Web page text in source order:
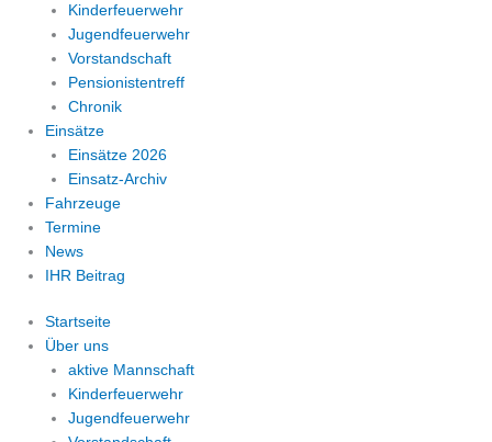
Kinderfeuerwehr
Jugendfeuerwehr
Vorstandschaft
Pensionistentreff
Chronik
Einsätze
Einsätze 2026
Einsatz-Archiv
Fahrzeuge
Termine
News
IHR Beitrag
Startseite
Über uns
aktive Mannschaft
Kinderfeuerwehr
Jugendfeuerwehr